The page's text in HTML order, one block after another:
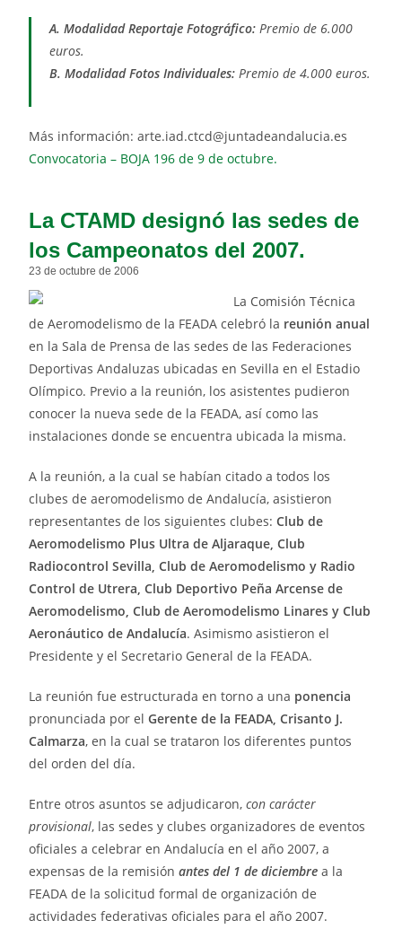
A. Modalidad Reportaje Fotográfico: Premio de 6.000
euros.
B. Modalidad Fotos Individuales: Premio de 4.000 euros.
Más información: arte.iad.ctcd@juntadeandalucia.es
Convocatoria – BOJA 196 de 9 de octubre.
La CTAMD designó las sedes de
los Campeonatos del 2007.
23 de octubre de 2006
La Comisión Técnica
de Aeromodelismo de la FEADA celebró la reunión anual
en la Sala de Prensa de las sedes de las Federaciones
Deportivas Andaluzas ubicadas en Sevilla en el Estadio
Olímpico. Previo a la reunión, los asistentes pudieron
conocer la nueva sede de la FEADA, así como las
instalaciones donde se encuentra ubicada la misma.
A la reunión, a la cual se habían citado a todos los
clubes de aeromodelismo de Andalucía, asistieron
representantes de los siguientes clubes:Club de
Aeromodelismo Plus Ultra de Aljaraque, Club
Radiocontrol Sevilla, Club de Aeromodelismo y Radio
Control de Utrera, Club Deportivo Peña Arcense de
Aeromodelismo, Club de Aeromodelismo Linares y Club
Aeronáutico de Andalucía. Asimismo asistieron el
Presidente y el Secretario General de la FEADA.
La reunión fue estructurada en torno a una ponencia
pronunciada por elGerente de la FEADA, Crisanto J.
Calmarza, en la cual se trataron los diferentes puntos
del orden del día.
Entre otros asuntos se adjudicaron,con carácter
provisional, las sedes y clubes organizadores de eventos
oficiales a celebrar en Andalucía en el año 2007, a
expensas de la remisiónantes del 1 de diciembre a la
FEADA de la solicitud formal de organización de
actividades federativas oficiales para el año 2007.